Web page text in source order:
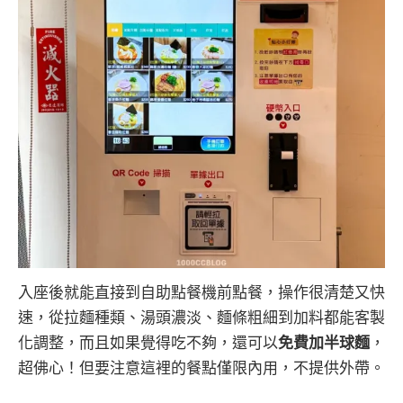
入座後就能直接到自助點餐機前點餐，操作很清楚又快
速，從拉麵種類、湯頭濃淡、麵條粗細到加料都能客製
化調整，而且如果覺得吃不夠，還可以免費加半球麵，
超佛心！但要注意這裡的餐點僅限內用，不提供外帶。